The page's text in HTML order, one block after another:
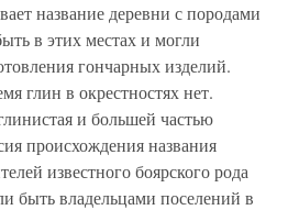
название деревни с породами
в этих местах и могли
гончарных изделий.
глин в окрестностях нет.
и большей частью
происхождения названия
известного боярского рода
быть владельцами поселений в